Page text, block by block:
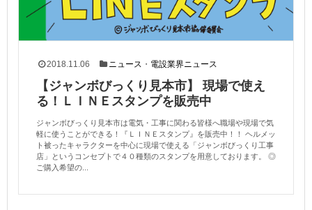
2018.11.06 ニュース ・ 電設業界ニュース
【ジャンボびっくり見本市】 現場で使え
る！ＬＩＮＥスタンプを販売中
ジャンボびっくり見本市は電気・工事に関わる皆様へ職場や現場で気
軽に使うことができる！『ＬＩＮＥスタンプ』を販売中！！ ヘルメッ
ト被ったキャラクターを中心に現場で使える「ジャンボびっくり工事
店」というコンセプトで４０種類のスタンプを用意しております。 ◎
ご購入希望の...